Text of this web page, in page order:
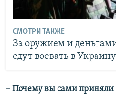
СМОТРИ ТАКЖЕ
За оружием и
едут воевать в Украину
– Почему вы сами приняли